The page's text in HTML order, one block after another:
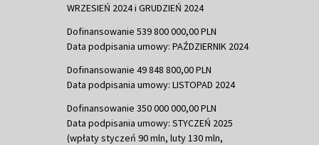
WRZESIEŃ 2024 i GRUDZIEŃ 2024
Dofinansowanie 539 800 000,00 PLN
Data podpisania umowy: PAŹDZIERNIK 2024
Dofinansowanie 49 848 800,00 PLN
Data podpisania umowy: LISTOPAD 2024
Dofinansowanie 350 000 000,00 PLN
Data podpisania umowy: STYCZEŃ 2025
(wpłaty styczeń 90 mln, luty 130 mln,